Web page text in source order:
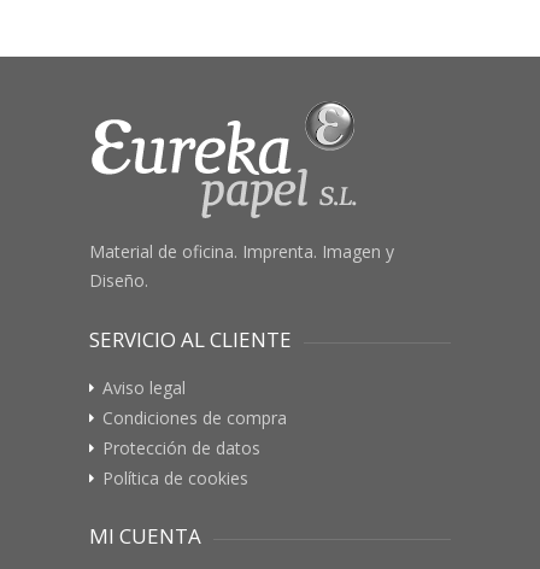
Material de oficina. Imprenta. Imagen y
Diseño.
SERVICIO AL CLIENTE
Aviso legal
Condiciones de compra
Protección de datos
Política de cookies
MI CUENTA